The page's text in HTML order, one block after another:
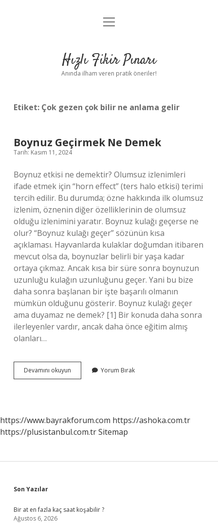
Anasayfa
Yasal Uyarı
menüyü
Hızlı Fikir Pınarı
Anında ilham veren pratik öneriler!
Etiket: Çok gezen çok bilir ne anlama gelir
Boynuz Geçirmek Ne Demek
Tarih: Kasım 11, 2024
Boynuz etkisi ne demektir? Olumsuz izlenimleri
ifade etmek için “horn effect” (ters halo etkisi) terimi
tercih edilir. Bu durumda; özne hakkında ilk olumsuz
izlenim, öznenin diğer özelliklerinin de olumsuz
olduğu izlenimini yaratır. Boynuz kulağı geçerse ne
olur? “Boynuz kulağı geçer” sözünün kısa
açıklaması. Hayvanlarda kulaklar doğumdan itibaren
mevcut olsa da, boynuzlar belirli bir yaşa kadar
ortaya çıkmaz. Ancak kısa bir süre sonra boynuzun
uzunluğu kulağın uzunluğunu geçer. Yani bu bize
daha sonra başlanan bir işte başarılı olmanın
mümkün olduğunu gösterir. Boynuz kulağı geçer
ama duyamaz ne demek? [1] Bir konuda daha sonra
ilerleyenler vardır, ancak daha önce eğitim almış
olanları…
Devamını okuyun
Geçirmek
Yorum Bırak
https://www.bayrakforum.com https://ashoka.com.tr
https://plusistanbul.com.trSitemap
Sidebar
Son Yazılar
Bir at en fazla kaç saat koşabilir ?
Ağustos 6, 2026